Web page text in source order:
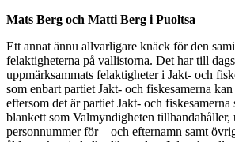
Mats Berg och Matti Berg i Puoltsa
Ett annat ännu allvarligare knäck för den
felaktigheterna på vallistorna. Det har till
uppmärksammats felaktigheter i Jakt- och
som enbart partiet Jakt- och fiskesamerna
eftersom det är partiet Jakt- och fiskesamerna
blankett som Valmyndigheten tillhandahåller,
personnummer för – och efternamn samt